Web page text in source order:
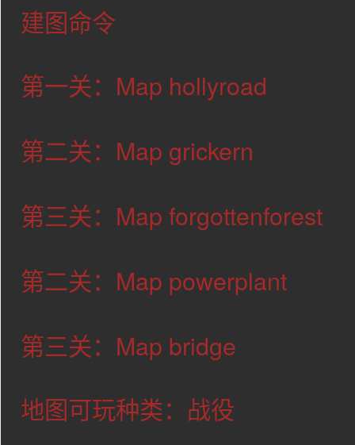
建图命令
第一关：Map hollyroad
第二关：Map grickern
第三关：Map forgottenforest
第二关：Map powerplant
第三关：Map bridge
地图可玩种类：战役